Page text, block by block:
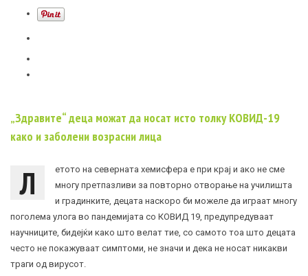
„Здравите“ деца можат да носат исто толку КОВИД-19
како и заболени возрaсни лица
Л
етото на северната хемисфера е при крај и ако не сме
многу претпазливи за повторно отворање на училишта
и градинките, децата наскоро би можеле да играат многу
поголема улога во пандемијата со КОВИД 19, предупредуваат
научниците, бидејќи како што велат тие, со самото тоа што децата
често не покажуваат симптоми, не значи и дека не носат никакви
траги од вирусот.